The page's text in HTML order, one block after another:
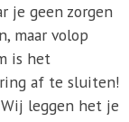
je geen zorgen
maar volop
is het
af te sluiten!
leggen het je